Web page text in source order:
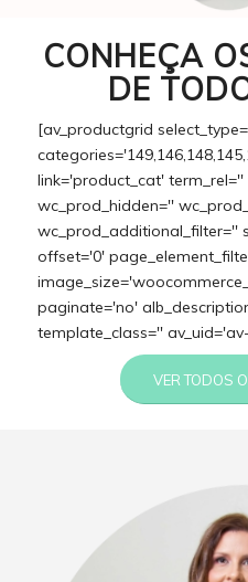
CONHEÇA
DE
[av_productgrid
link='product_cat'
wc_prod_hidden=''
wc_prod_additional_filter=''
offset='0'
paginate='no'
template_class=''
VER TODOS